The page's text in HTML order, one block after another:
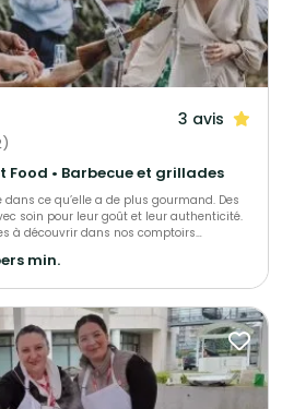
3 avis
Food • Barbecue et grillades
dans ce qu’elle a de plus gourmand. Des
soin pour leur goût et leur authenticité.
à découvrir dans nos comptoirs
selon l’envie. Et pour vos moments
sur mesure, alliant saveurs et
min.